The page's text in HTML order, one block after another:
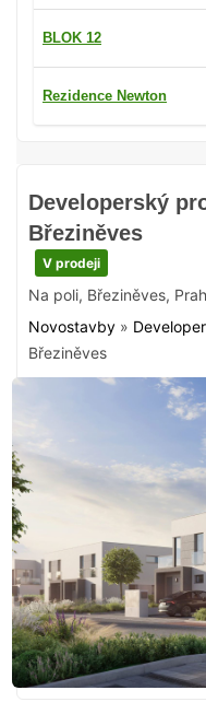
Developerský
Březiněves
V prodeji
Na poli, Březiněves,
Novostavby »
Březiněves
BLOK 12
Rezidence Newton